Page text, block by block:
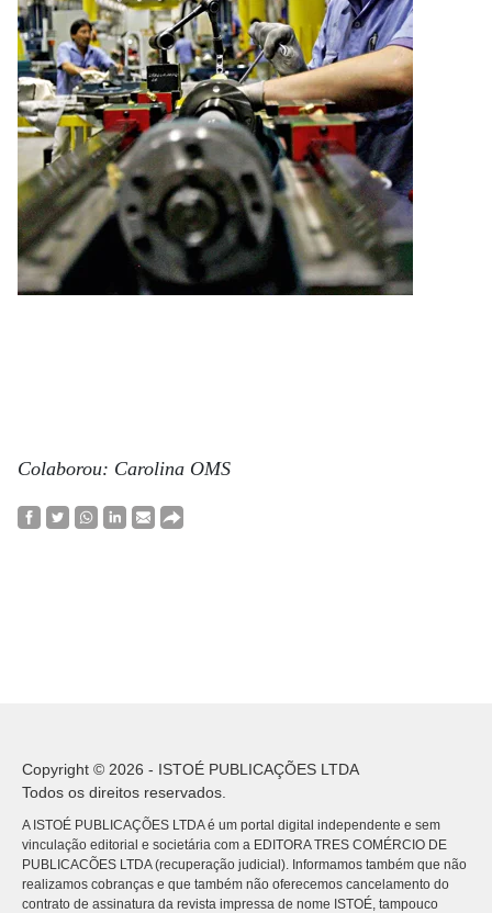
Colaborou: Carolina OMS
Copyright © 2026 - ISTOÉ PUBLICAÇÕES LTDA
Todos os direitos reservados.
A ISTOÉ PUBLICAÇÕES LTDA é um portal digital independente e sem
vinculação editorial e societária com a EDITORA TRES COMÉRCIO DE
PUBLICACÕES LTDA (recuperação judicial). Informamos também que não
realizamos cobranças e que também não oferecemos cancelamento do
contrato de assinatura da revista impressa de nome ISTOÉ, tampouco